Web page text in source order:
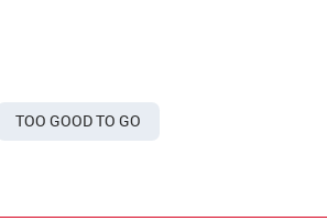
TOO GOOD TO GO